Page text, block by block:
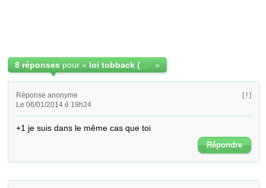
8 réponses pour « »
Réponse anonyme
Le 06/01/2014 é 19h24
[ ! ]
+1 je suis dans le même cas que toi
Répondre